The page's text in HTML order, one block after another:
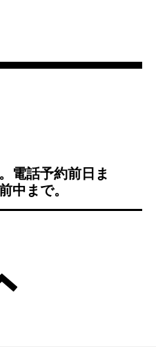
電話予約前日ま
中まで。